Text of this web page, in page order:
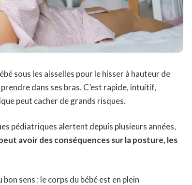
sous les aisselles pour le hisser à hauteur de
dans ses bras. C’est rapide, intuitif,
peut cacher de grands risques.
pédiatriques alertent depuis plusieurs années,
avoir des conséquences sur la posture, les
bon sens : le corps du bébé est en plein